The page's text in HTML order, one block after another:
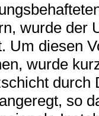
wurde der
Um diesen
wurde
durch
so